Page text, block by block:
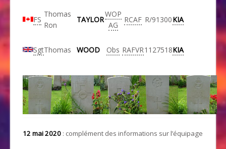
FS
Thomas
Ron
TAYLOR
WOP
AG
RCAF R/91300KIA
SgtThomas WOOD Obs RAFVR1127518KIA
12 mai 2020 : complément des informations sur l’équipage